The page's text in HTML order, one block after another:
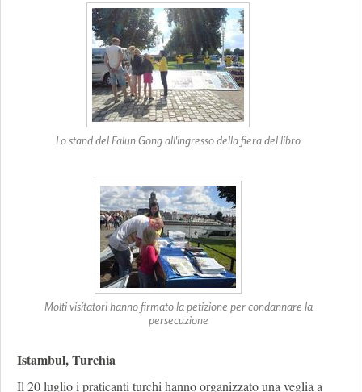
Lo stand del Falun Gong all'ingresso della fiera del libro
Molti visitatori hanno firmato la petizione per condannare la
persecuzione
Istambul, Turchia
Il 20 luglio i praticanti turchi hanno organizzato una veglia a